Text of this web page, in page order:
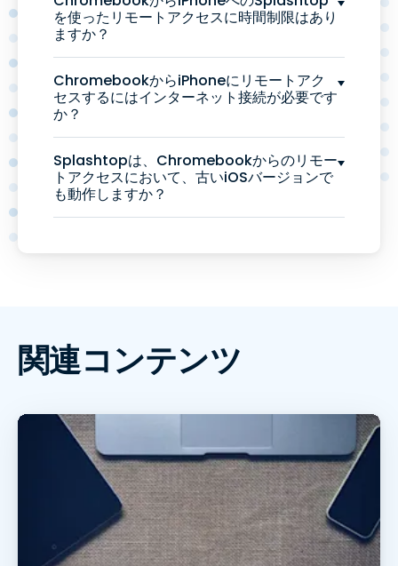
を使ったリモートアクセスに時間制限はあり
ますか？
ChromebookからiPhoneにリモートアク
セスするにはインターネット接続が必要です
か？
Splashtopは、Chromebookからのリモー
トアクセスにおいて、古いiOSバージョンで
も動作しますか？
関連コンテンツ